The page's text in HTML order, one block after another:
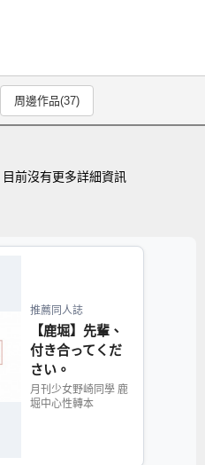
周邊作品(37)
目前沒有更多詳細資訊
推薦同人誌
【鹿堀】先輩、
付き合ってくだ
さい。
月刊少女野崎同學 鹿
堀中心性轉本